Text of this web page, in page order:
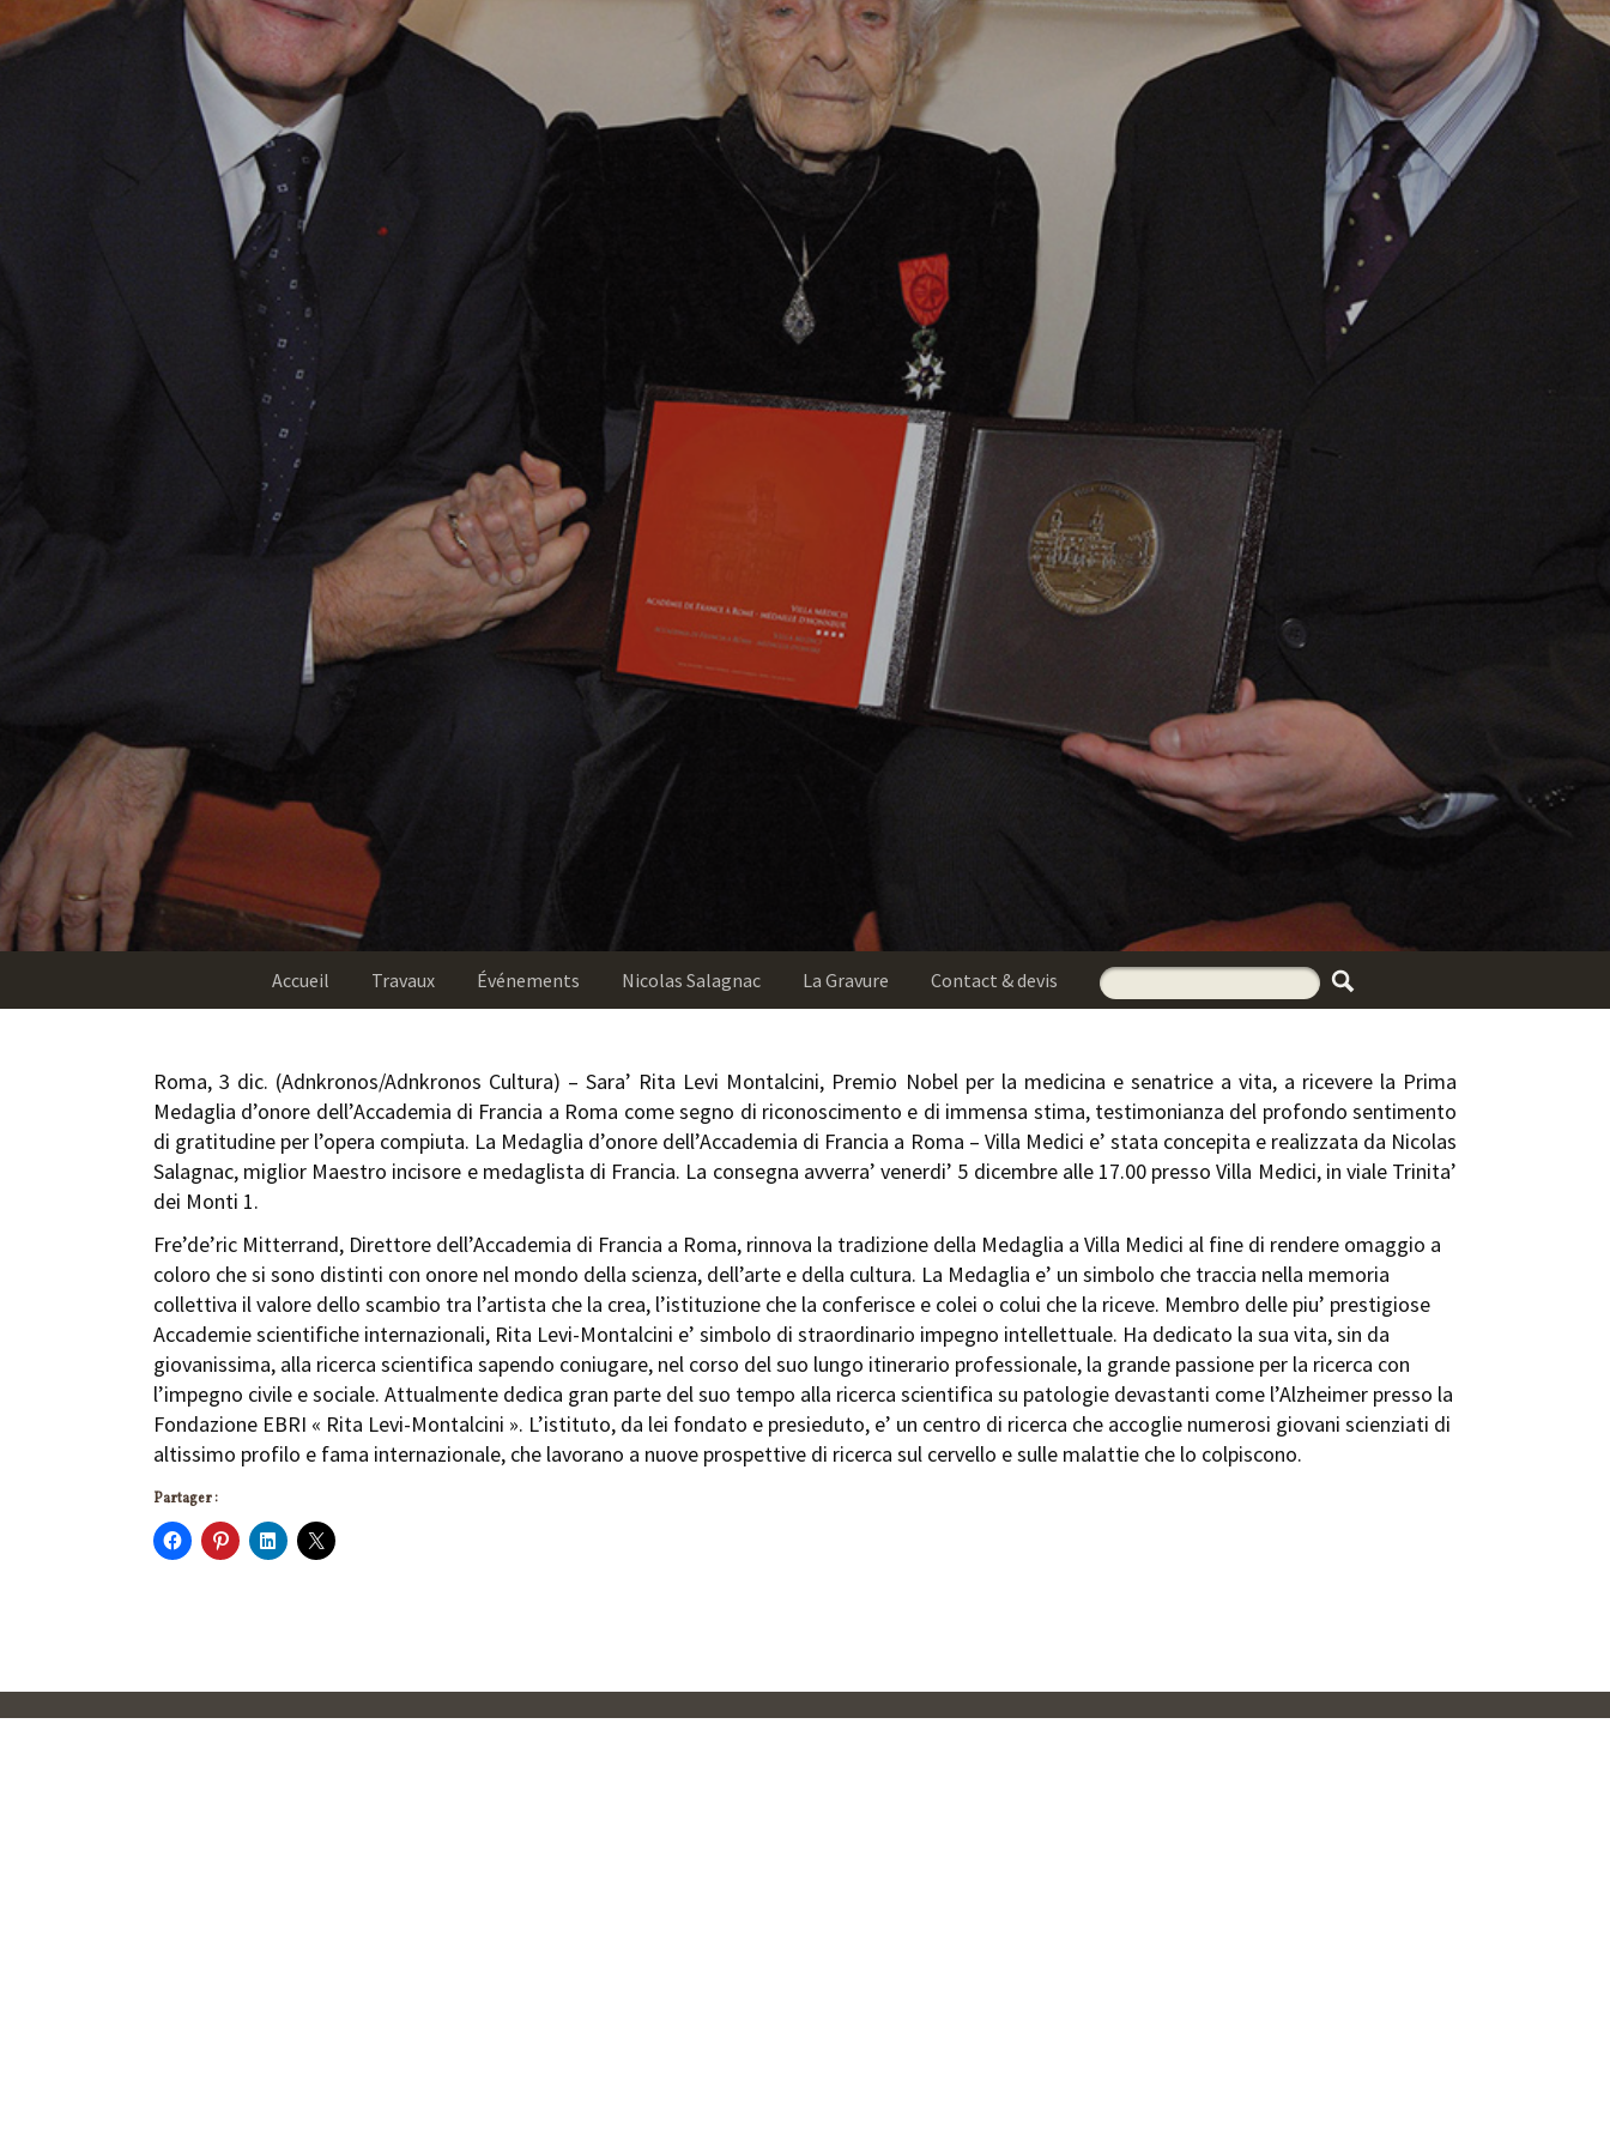
Accueil Travaux Événements Nicolas Salagnac La Gravure Contact & devis
Roma, 3 dic. (Adnkronos/Adnkronos Cultura) – Sara’ Rita Levi Montalcini, Premio Nobel per la medicina e senatrice a vita, a ricevere la Prima
Medaglia d’onore dell’Accademia di Francia a Roma come segno di riconoscimento e di immensa stima, testimonianza del profondo sentimento
di gratitudine per l’opera compiuta. La Medaglia d’onore dell’Accademia di Francia a Roma – Villa Medici e’ stata concepita e realizzata da Nicolas
Salagnac, miglior Maestro incisore e medaglista di Francia. La consegna avverra’ venerdi’ 5 dicembre alle 17.00 presso Villa Medici, in viale Trinita’
dei Monti 1.
Fre’de’ric Mitterrand, Direttore dell’Accademia di Francia a Roma, rinnova la tradizione della Medaglia a Villa Medici al fine di rendere omaggio a
coloro che si sono distinti con onore nel mondo della scienza, dell’arte e della cultura. La Medaglia e’ un simbolo che traccia nella memoria
collettiva il valore dello scambio tra l’artista che la crea, l’istituzione che la conferisce e colei o colui che la riceve. Membro delle piu’ prestigiose
Accademie scientifiche internazionali, Rita Levi-Montalcini e’ simbolo di straordinario impegno intellettuale. Ha dedicato la sua vita, sin da
giovanissima, alla ricerca scientifica sapendo coniugare, nel corso del suo lungo itinerario professionale, la grande passione per la ricerca con
l’impegno civile e sociale. Attualmente dedica gran parte del suo tempo alla ricerca scientifica su patologie devastanti come l’Alzheimer presso la
Fondazione EBRI « Rita Levi-Montalcini ». L’istituto, da lei fondato e presieduto, e’ un centro di ricerca che accoglie numerosi giovani scienziati di
altissimo profilo e fama internazionale, che lavorano a nuove prospettive di ricerca sul cervello e sulle malattie che lo colpiscono.
Partager :